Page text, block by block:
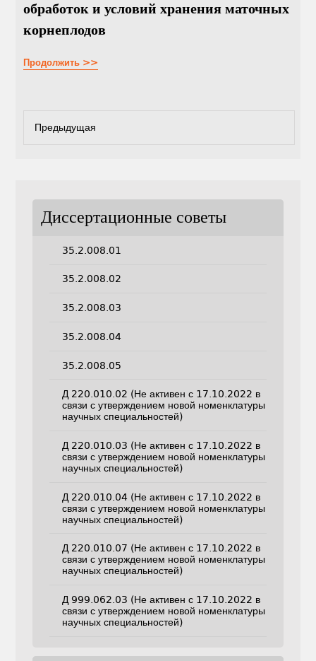
обработок и условий хранения маточных
корнеплодов
Продолжить >>
Предыдущая
Диссертационные советы
35.2.008.01
35.2.008.02
35.2.008.03
35.2.008.04
35.2.008.05
Д 220.010.02 (Не активен с 17.10.2022 в
связи с утверждением новой номенклатуры
научных специальностей)
Д 220.010.03 (Не активен с 17.10.2022 в
связи с утверждением новой номенклатуры
научных специальностей)
Д 220.010.04 (Не активен с 17.10.2022 в
связи с утверждением новой номенклатуры
научных специальностей)
Д 220.010.07 (Не активен с 17.10.2022 в
связи с утверждением новой номенклатуры
научных специальностей)
Д 999.062.03 (Не активен с 17.10.2022 в
связи с утверждением новой номенклатуры
научных специальностей)